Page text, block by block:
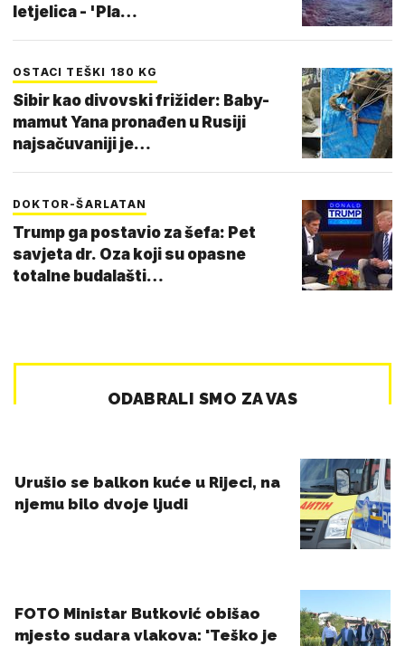
letjelica - 'Pla…
OSTACI TEŠKI 180 KG
Sibir kao divovski frižider: Baby-
mamut Yana pronađen u Rusiji
najsačuvaniji je…
DOKTOR-ŠARLATAN
Trump ga postavio za šefa: Pet
savjeta dr. Oza koji su opasne
totalne budalašti…